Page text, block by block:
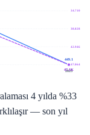
34.710
38.828
42.946
47.064
2025
449.1
47.1K
4 yılda %33
— son yıl